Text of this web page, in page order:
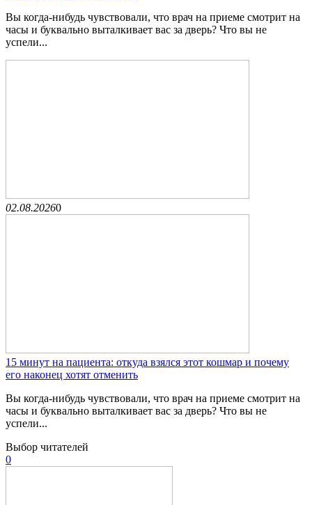
Вы когда-нибудь чувствовали, что врач на приеме смотрит на
часы и буквально выталкивает вас за дверь? Что вы не
успели...
02.08.20260
15 минут на пациента: откуда взялся этот кошмар и почему
его наконец хотят отменить
Вы когда-нибудь чувствовали, что врач на приеме смотрит на
часы и буквально выталкивает вас за дверь? Что вы не
успели...
Выбор читателей
0